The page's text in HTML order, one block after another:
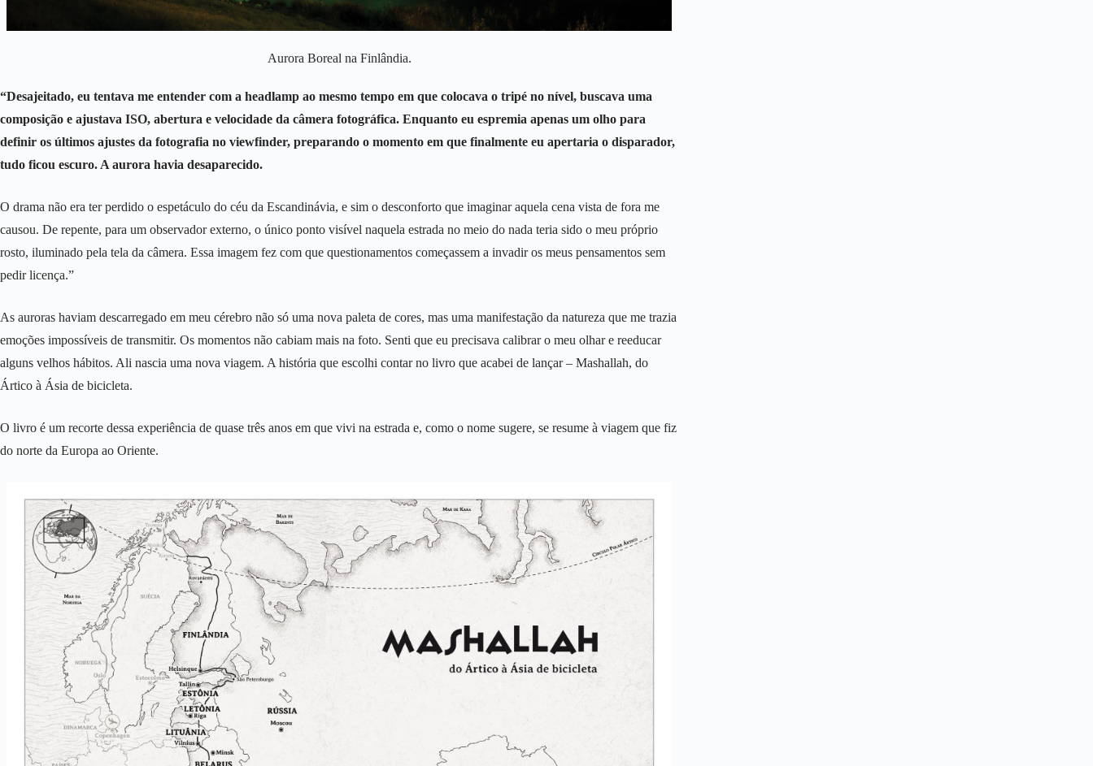
Aurora Boreal na Finlândia.
“Desajeitado, eu tentava me entender com a headlamp ao mesmo tempo em que colocava o tripé no nível, buscava uma
composição e ajustava ISO, abertura e velocidade da câmera fotográfica. Enquanto eu espremia apenas um olho para
definir os últimos ajustes da fotografia no viewfinder, preparando o momento em que finalmente eu apertaria o disparador,
tudo ficou escuro. A aurora havia desaparecido.
O drama não era ter perdido o espetáculo do céu da Escandinávia, e sim o desconforto que imaginar aquela cena vista de fora me
causou. De repente, para um observador externo, o único ponto visível naquela estrada no meio do nada teria sido o meu próprio
rosto, iluminado pela tela da câmera. Essa imagem fez com que questionamentos começassem a invadir os meus pensamentos sem
pedir licença.”
As auroras haviam descarregado em meu cérebro não só uma nova paleta de cores, mas uma manifestação da natureza que me trazia
emoções impossíveis de transmitir. Os momentos não cabiam mais na foto. Senti que eu precisava calibrar o meu olhar e reeducar
alguns velhos hábitos. Ali nascia uma nova viagem. A história que escolhi contar no livro que acabei de lançar – Mashallah, do
Ártico à Ásia de bicicleta.
O livro é um recorte dessa experiência de quase três anos em que vivi na estrada e, como o nome sugere, se resume à viagem que fiz
do norte da Europa ao Oriente.